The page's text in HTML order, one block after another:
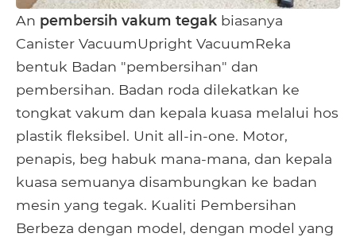
An pembersih vakum tegak biasanya
Canister VacuumUpright VacuumReka
bentuk Badan "pembersihan" dan
pembersihan. Badan roda dilekatkan ke
tongkat vakum dan kepala kuasa melalui hos
plastik fleksibel. Unit all-in-one. Motor,
penapis, beg habuk mana-mana, dan kepala
kuasa semuanya disambungkan ke badan
mesin yang tegak. Kualiti Pembersihan
Berbeza dengan model, dengan model yang